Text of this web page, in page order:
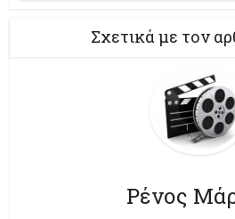
Σχετικά με τον
Ρένος